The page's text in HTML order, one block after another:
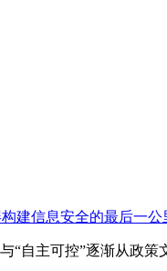
建信息安全的最后一公
“自主可控”逐渐从政